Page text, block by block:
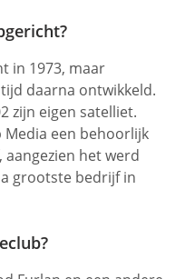
in 1973, maar
daarna ontwikkeld.
zijn eigen satelliet.
Media een behoorlijk
aangezien het werd
grootste bedrijf in